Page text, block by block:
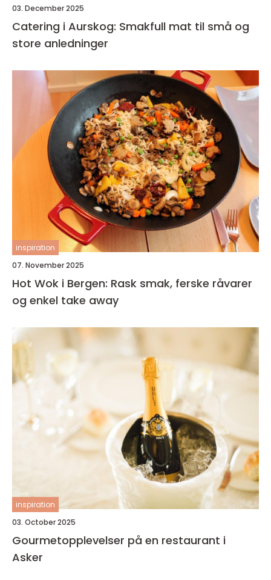
03. December 2025
Catering i Aurskog: Smakfull mat til små og
store anledninger
inspiration
07. November 2025
Hot Wok i Bergen: Rask smak, ferske råvarer
og enkel take away
inspiration
03. October 2025
Gourmetopplevelser på en restaurant i
Asker